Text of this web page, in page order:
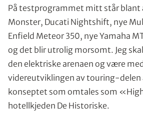
På testprogrammet mitt står blant
Monster, Ducati Nightshift, nye
Enfield Meteor 350, nye Yamaha
og det blir utrolig morsomt. Jeg
den elektriske arenaen og være
videreutviklingen av touring-delen
konseptet som omtales som
hotellkjeden De Historiske.